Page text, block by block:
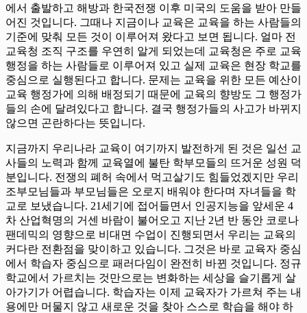
에서 출발하고 해방과 한국전쟁 이후 미국의 도움을 받아 만들
어진 것입니다. 그때나 지금이나 교육은 교육을 하는 사람들의
기준에 맞춰 모든 것이 이루어져 왔다고 보면 됩니다. 얼마 전
교육청 조직 구조를 우연히 알게 되었는데 교육청은 주로 교육
행정을 하는 사람들로 이루어져 있고 실제 교육은 현장 학교를
중심으로 실행된다고 합니다. 문제는 교육을 위한 모든 예산이
교육 행정가에 의해 배정되기 때문에 교육의 향방도 그 행정가
들의 손에 달려있다고 합니다. 결국 행정가들의 사고가 바뀌지
않으면 곤란하다는 뜻입니다.
지금까지 우리나라 교육이 여기까지 발전하게 된 것은 일선 교
사들의 노력과 함께 교육열에 불탄 학부모들의 뜨거운 성원 덕
분입니다. 전쟁의 폐허 속에서 먹고살기도 힘들었겠지만 우리
조부모님들과 부모님들은 오로지 배워야 한다며 자녀들을 학
교로 보냈습니다. 21세기에 접어들면서 인공지능을 앞세운 4
차 산업혁명의 거센 바람이 불어오고 지난 2년 반 동안 코로나
팬데믹의 영향으로 비대면 수업이 진행되면서 우리는 교육의
커다란 전환점을 맞이하고 있습니다. 그것은 바로 교육자 중심
에서 학습자 중심으로 패러다임이 완전히 바뀐 것입니다. 정규
학교에서 가르치는 것만으로는 변화하는 세상을 슬기롭게 살
아가기가 어렵습니다. 학습자는 이제 교육자가 가르쳐 주는 내
용에만 머물지 않고 새로운 것을 찾아 스스로 학습을 해야 하